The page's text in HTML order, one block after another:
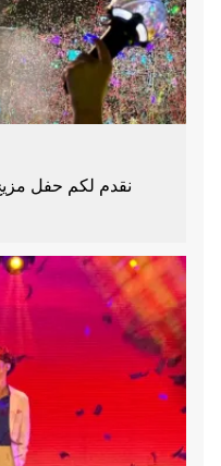
نقدم لكم حفل